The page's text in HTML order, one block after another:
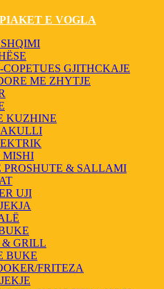
E VOGLA
COPETUES GJITHCKAJE
ME ZHYTJE
KUZHINE
MISHI
PROSHUTE & SALLAMI
UJI
& GRILL
BUKE
FRITEZA